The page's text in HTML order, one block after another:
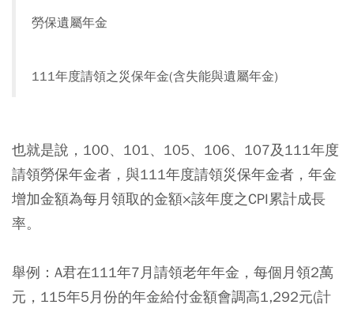
勞保遺屬年金
111年度請領之災保年金(含失能與遺屬年金)
也就是說，100、101、105、106、107及111年度
請領勞保年金者，與111年度請領災保年金者，年金
增加金額為每月領取的金額×該年度之CPI累計成長
率。
舉例：A君在111年7月請領老年年金，每個月領2萬
元，115年5月份的年金給付金額會調高1,292元(計